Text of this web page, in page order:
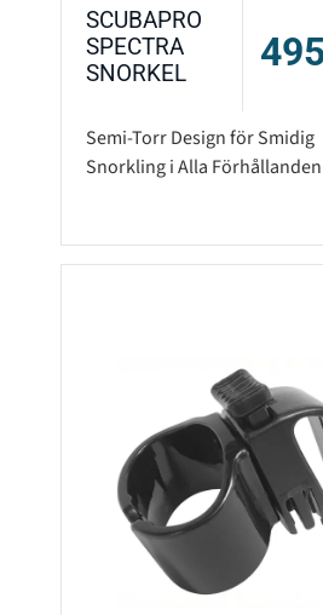
SCUBAPRO
SPECTRA
SNORKEL
495
Semi-Torr Design för Smidig
Snorkling i Alla Förhållanden